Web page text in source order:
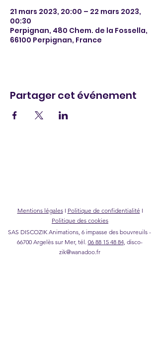
21 mars 2023, 20:00 – 22 mars 2023,
00:30
Perpignan, 480 Chem. de la Fossella,
66100 Perpignan, France
Partager cet événement
Mentions légalesI Politique de confidentialité I
Politique des cookies
SAS DISCOZIK Animations, 6 impasse des bouvreuils -
66700 Argelès sur Mer, tél. 06 88 15 48 84, disco-
zik@wanadoo.fr